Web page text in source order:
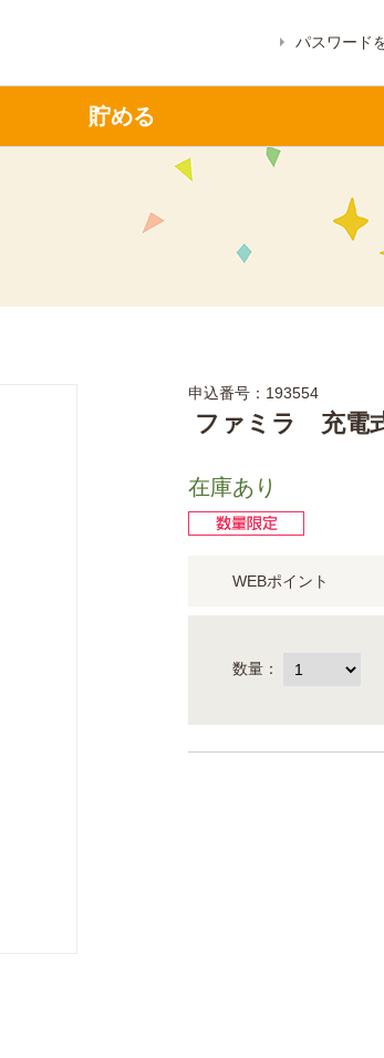
パスワード
貯める
申込番号：193554
ファミラ 充電
在庫あり
WEBポイント
数量：